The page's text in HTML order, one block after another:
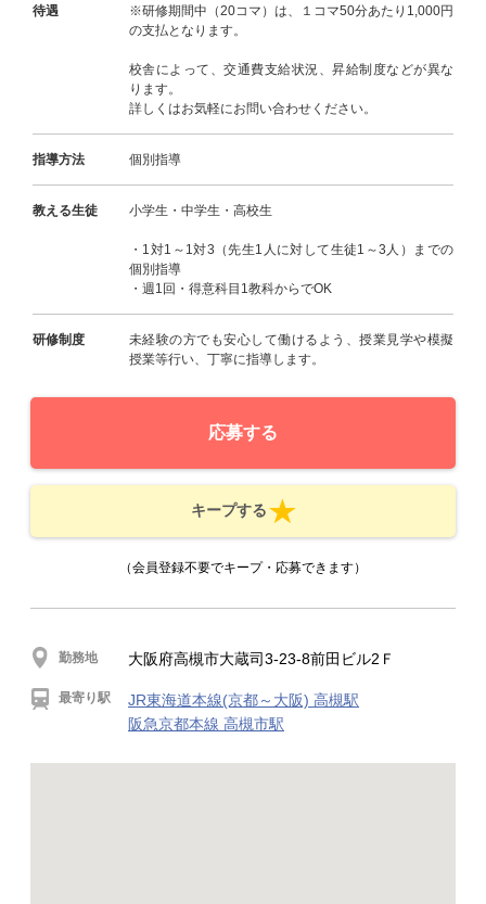
待遇
※研修期間中（20コマ）は、１コマ50分あたり1,000円
の支払となります。
校舎によって、交通費支給状況、昇給制度などが異な
ります。
詳しくはお気軽にお問い合わせください。
指導方法 個別指導
教える生徒 小学生・中学生・高校生
・1対1～1対3（先生1人に対して生徒1～3人）までの
個別指導
・週1回・得意科目1教科からでOK
研修制度
未経験の方でも安心して働けるよう、授業見学や模擬
授業等行い、丁寧に指導します。
応募する
キープする
（会員登録不要でキープ・応募できます）
勤務地 大阪府高槻市大蔵司3-23-8前田ビル2Ｆ
最寄り駅
JR東海道本線(京都～大阪) 高槻駅
阪急京都本線 高槻市駅